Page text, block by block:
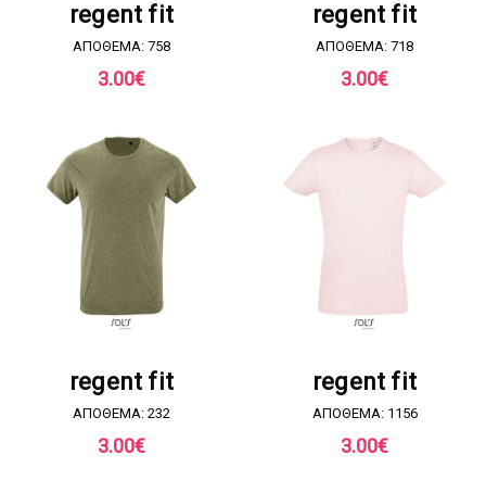
regent fit
ΑΠΟΘΕΜΑ: 758
3.00€
regent fit
ΑΠΟΘΕΜΑ: 718
3.00€
regent fit
ΑΠΟΘΕΜΑ: 232
3.00€
regent fit
ΑΠΟΘΕΜΑ: 1156
3.00€